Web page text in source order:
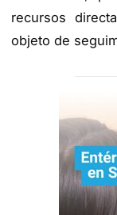
recursos
objeto de